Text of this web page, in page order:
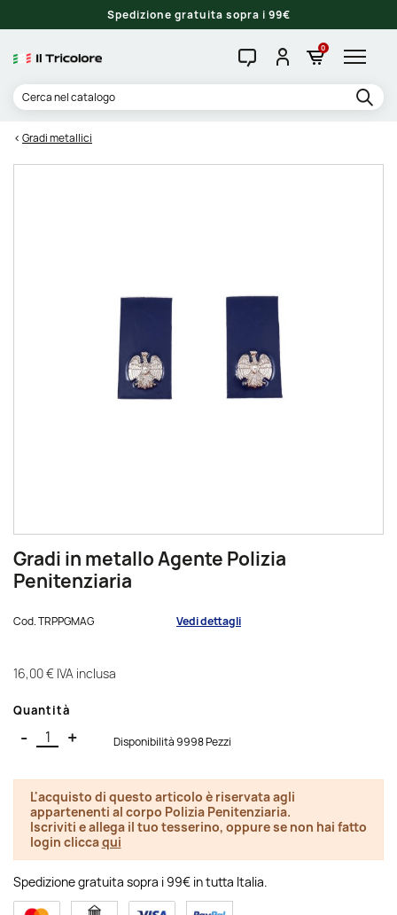
Spedizione gratuita sopra i 99€
0
Gradi metallici
Gradi in metallo Agente Polizia
Penitenziaria
Cod.TRPPGMAG Vedi dettagli
16,00 € IVA inclusa
Quantità
- + Disponibilità 9998 Pezzi
L'acquisto di questo articolo è riservata agli
appartenenti al corpo Polizia Penitenziaria.
Iscriviti e allega il tuo tesserino, oppure se non hai fatto
login cliccaqui
Spedizione gratuita sopra i 99€ in tutta Italia.